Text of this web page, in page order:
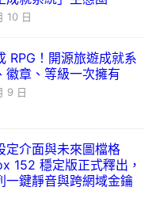
10 日
RPG！開源旅遊成就系
徽章、等級一次擁有
9 日
定介面與未來圖檔格
152 穩定版正式釋出，
一鍵靜音與跨網域金鑰